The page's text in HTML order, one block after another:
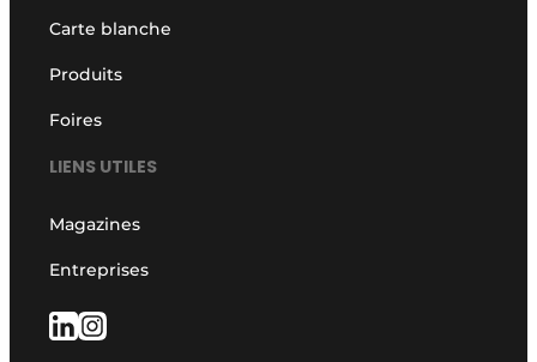
Carte blanche
Produits
Foires
LIENS UTILES
Magazines
Entreprises